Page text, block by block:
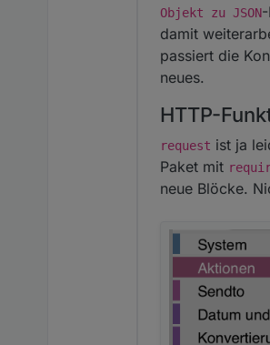
Objekt zu JSON
damit
passiert die
neues.
HTTP-
request ist ja
Paket mit
neue Blöcke.